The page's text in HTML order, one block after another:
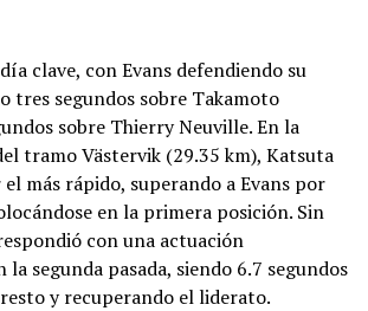
clave, con Evans defendiendo su
tres segundos sobre Takamoto
sobre Thierry Neuville. En la
tramo Västervik (29.35 km), Katsuta
más rápido, superando a Evans por
en la primera posición. Sin
con una actuación
segunda pasada, siendo 6.7 segundos
y recuperando el liderato.